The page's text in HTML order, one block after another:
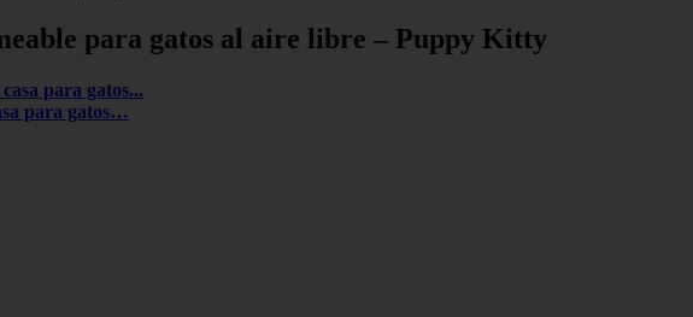
para gatos al aire libre – Puppy Kitty
para gatos…